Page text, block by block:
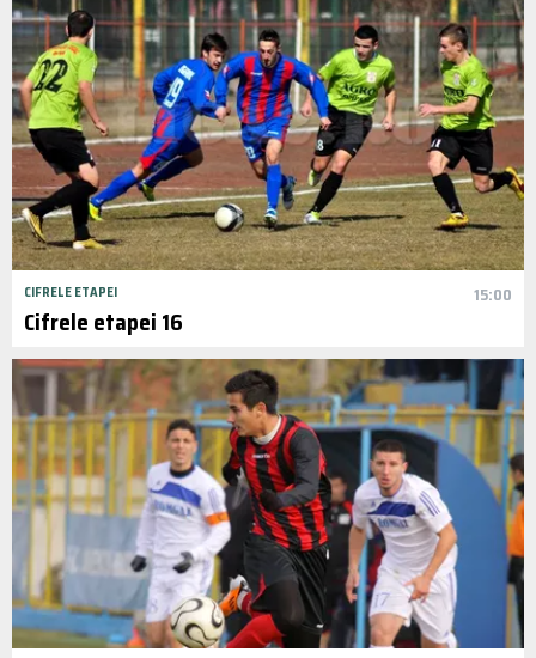
CIFRELE ETAPEI 15:00
Cifrele etapei 16